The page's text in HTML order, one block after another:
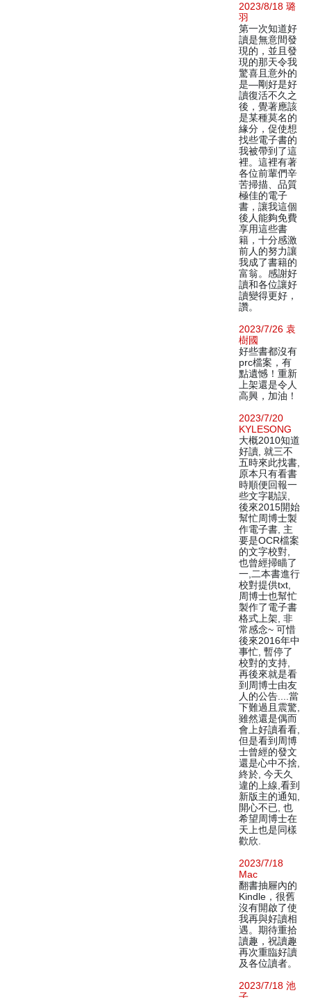
2023/8/18 璐
羽
第一次知道好
讀是無意間發
現的，並且發
現的那天令我
驚喜且意外的
是—剛好是好
讀復活不久之
後，覺著應該
是某種莫名的
緣分，促使想
找些電子書的
我被帶到了這
裡。這裡有著
各位前輩們辛
苦掃描、品質
極佳的電子
書，讓我這個
後人能夠免費
享用這些書
籍，十分感激
前人的努力讓
我成了書籍的
富翁。感謝好
讀和各位讓好
讀變得更好，
讚。
2023/7/26 袁
樹國
好些書都沒有
prc檔案，有
點遺憾！重新
上架還是令人
高興，加油！
2023/7/20
KYLESONG
大概2010知道
好讀, 就三不
五時來此找書,
原本只有看書
時順便回報一
些文字勘誤,
後來2015開始
幫忙周博士製
作電子書, 主
要是OCR檔案
的文字校對,
也曾經掃瞄了
一,二本書進行
校對提供txt,
周博士也幫忙
製作了電子書
格式上架, 非
常感念~ 可惜
後來2016年中
事忙, 暫停了
校對的支持,
再後來就是看
到周博士由友
人的公告....當
下難過且震驚,
雖然還是偶而
會上好讀看看,
但是看到周博
士曾經的發文
還是心中不捨,
終於, 今天久
違的上線,看到
新版主的通知,
開心不已, 也
希望周博士在
天上也是同樣
歡欣.
2023/7/18
Mac
翻書抽屜內的
Kindle，很舊
沒有開啟了使
我再與好讀相
遇。期待重拾
讀趣，祝讀趣
再次重臨好讀
及各位讀者。
2023/7/18 池